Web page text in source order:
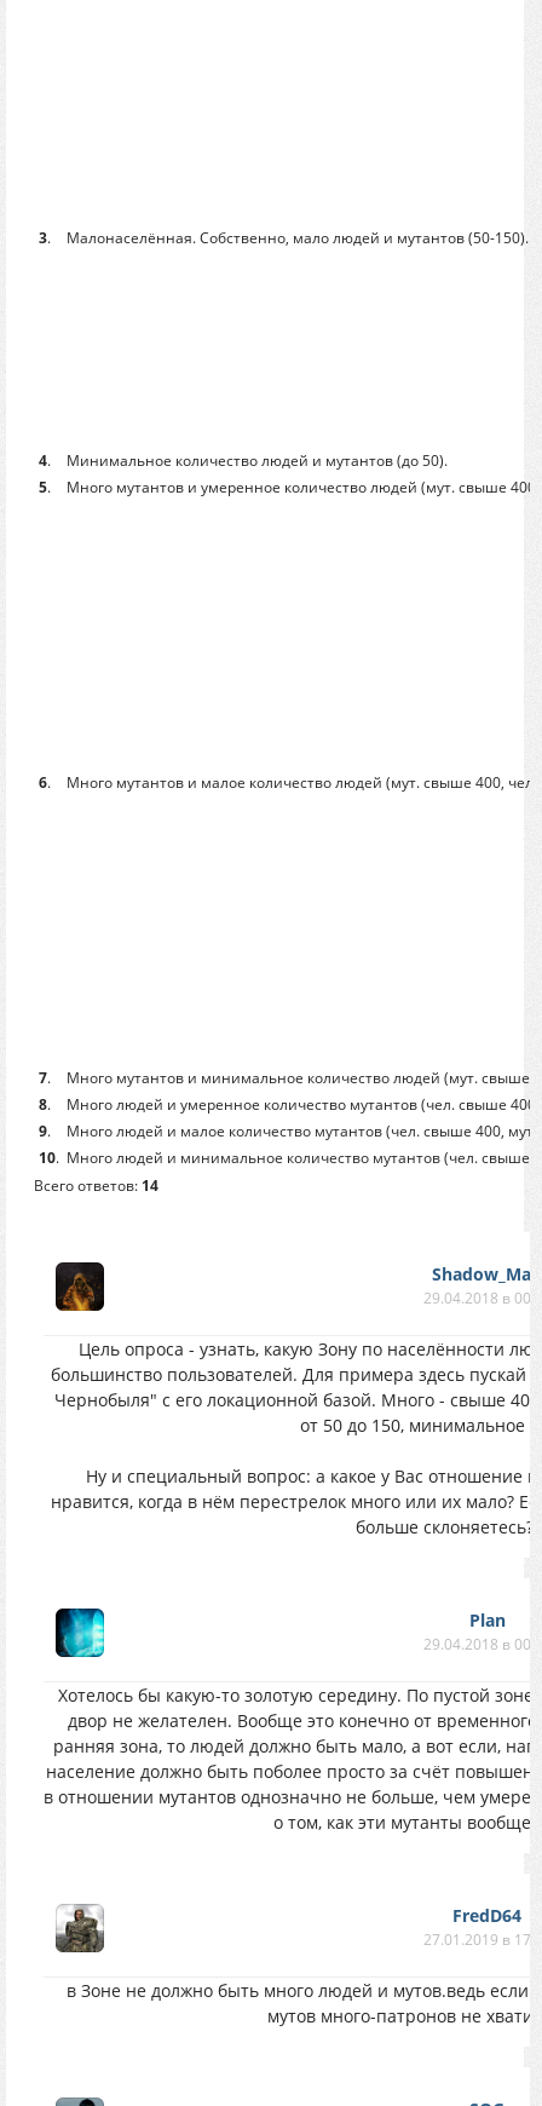
3. Малонаселённая. Собственно, мало людей и мутантов (50-150).
4.
Минимальное количество людей и мутантов (до 50).
5. Много мутантов и умеренное количество людей (мут. свыше 400,
6. Много мутантов и малое количество людей (мут. свыше 400, чел.
7.
Много мутантов и минимальное количество людей (мут. свыше
8.
Много людей и умеренное количество мутантов (чел. свыше 400,
9.
Много людей и малое количество мутантов (чел. свыше 400, мут.
10. Много людей и минимальное количество мутантов (чел. свыше
Всего ответов: 14
Shadow_Man
29.04.2018 в
Цель опроса - узнать, какую Зону по населённости
большинство пользователей. Для примера здесь пускай
Чернобыля" с его локационной базой. Много - свыше
от 50 до 150, минимальное -
Ну и специальный вопрос: а какое у Вас отношение
нравится, когда в нём перестрелок много или их мало?
больше склоняетесь?
Plan
29.04.2018 в
Хотелось бы какую-то золотую середину. По пустой
двор не желателен. Вообще это конечно от
ранняя зона, то людей должно быть мало, а вот если,
население должно быть поболее просто за счёт
в отношении мутантов однозначно не больше, чем
о том, как эти мутанты вообще
FredD64
27.01.2019 в
в Зоне не должно быть много людей и мутов.ведь если
мутов много-патронов не